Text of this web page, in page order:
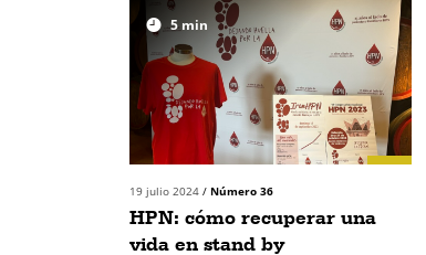
5min
19 julio 2024 / Número 36
HPN: cómo recuperar una
vida en stand by